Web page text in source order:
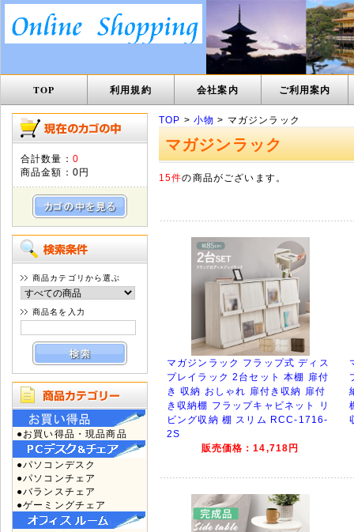
TOP 利用規約 会社案内 ご利用案内
合計数量： 0
商品金額： 0円
商品カテゴリから選ぶ
商品名を入力
●お買い得品・現品商品
●パソコンデスク
●パソコンチェア
●バランスチェア
●ゲーミングチェア
TOP > 小物 > マガジンラック
マガジンラック
15件の商品がございます。
マガジンラック フラップ式 ディス
プレイラック 2台セット 本棚 扉付
き 収納 おしゃれ 扉付き収納 扉付
き収納棚 フラップキャビネット リ
ビング収納 棚 スリム RCC-1716-
2S
販売価格：14,718円